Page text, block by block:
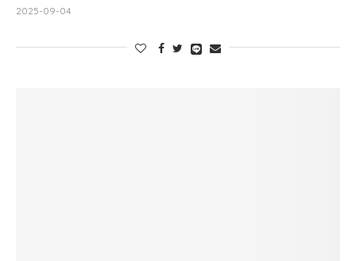
2025-09-04